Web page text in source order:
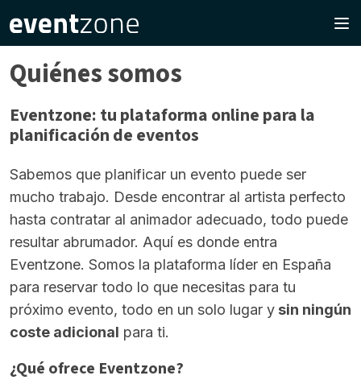
Quiénes somos
Eventzone: tu plataforma online para la
planificación de eventos
Sabemos que planificar un evento puede ser
mucho trabajo. Desde encontrar al artista perfecto
hasta contratar al animador adecuado, todo puede
resultar abrumador. Aquí es donde entra
Eventzone. Somos la plataforma líder en España
para reservar todo lo que necesitas para tu
próximo evento, todo en un solo lugar y sin ningún
coste adicional para ti.
¿Qué ofrece Eventzone?